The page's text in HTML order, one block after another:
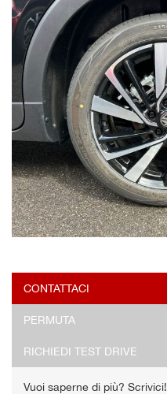
CONTATTACI
PERMUTA
RICHIEDI TEST DRIVE
Vuoi saperne di più? Scrivici!